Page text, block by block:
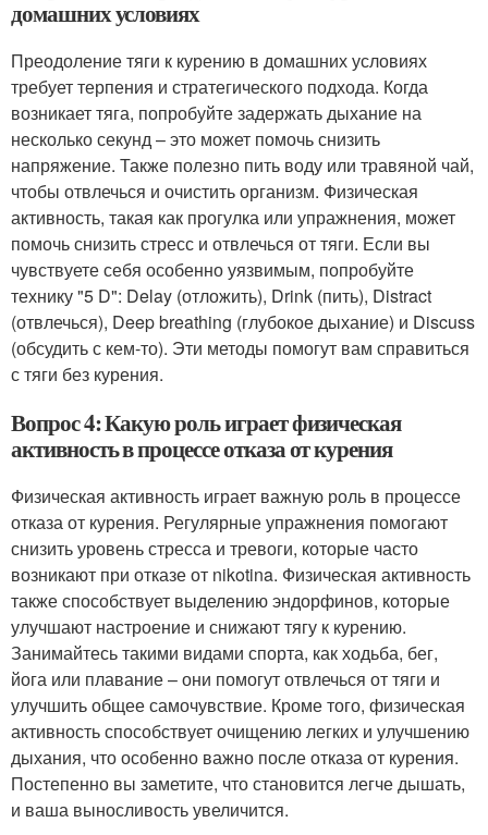
домашних условиях
Преодоление тяги к курению в домашних условиях
требует терпения и стратегического подхода. Когда
возникает тяга, попробуйте задержать дыхание на
несколько секунд – это может помочь снизить
напряжение. Также полезно пить воду или травяной чай,
чтобы отвлечься и очистить организм. Физическая
активность, такая как прогулка или упражнения, может
помочь снизить стресс и отвлечься от тяги. Если вы
чувствуете себя особенно уязвимым, попробуйте
технику "5 D": Delay (отложить), Drink (пить), Distract
(отвлечься), Deep breathing (глубокое дыхание) и Discuss
(обсудить с кем-то). Эти методы помогут вам справиться
с тяги без курения.
Вопрос 4: Какую роль играет физическая
активность в процессе отказа от курения
Физическая активность играет важную роль в процессе
отказа от курения. Регулярные упражнения помогают
снизить уровень стресса и тревоги, которые часто
возникают при отказе от nikotina. Физическая активность
также способствует выделению эндорфинов, которые
улучшают настроение и снижают тягу к курению.
Занимайтесь такими видами спорта, как ходьба, бег,
йога или плавание – они помогут отвлечься от тяги и
улучшить общее самочувствие. Кроме того, физическая
активность способствует очищению легких и улучшению
дыхания, что особенно важно после отказа от курения.
Постепенно вы заметите, что становится легче дышать,
и ваша выносливость увеличится.